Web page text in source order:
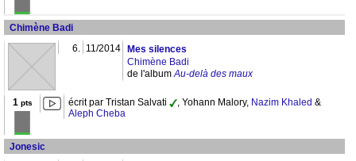
Chimène Badi
6. 11/2014
Mes silences
Chimène Badi
de l'albumAu-delà des maux
1 pts écrit par Tristan Salvati , Yohann Malory, Nazim Khaled &
Aleph Cheba
Jonesic